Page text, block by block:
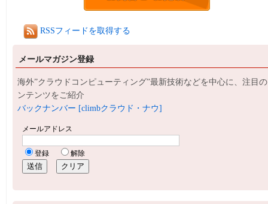
RSSフィードを取得する
メールマガジン登録
海外”クラウドコンピューティング”最新技術などを中心に、注目
ンテンツをご紹介
バックナンバー [climbクラウド・ナウ]